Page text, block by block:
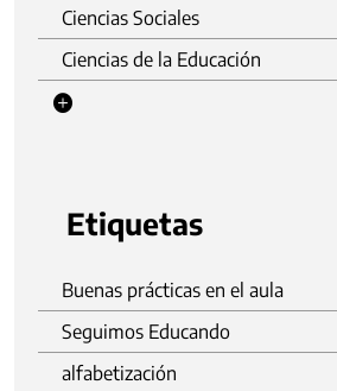
Ciencias Sociales
Ciencias de la Educación
Etiquetas
Buenas prácticas en el aula
Seguimos Educando
alfabetización